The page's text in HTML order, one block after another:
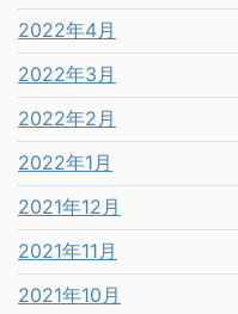
2022年4月
2022年3月
2022年2月
2022年1月
2021年12月
2021年11月
2021年10月